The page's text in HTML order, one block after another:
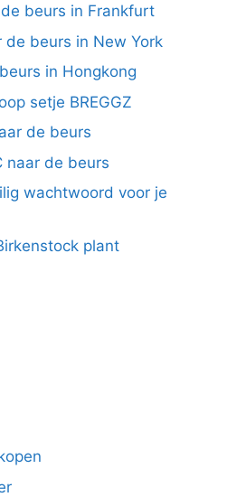
beurs in Frankfurt
beurs in New York
in Hongkong
setje BREGGZ
de beurs
naar de beurs
wachtwoord voor je
plant